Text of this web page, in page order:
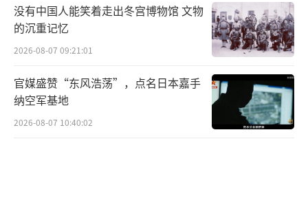
没有中国人能笑着走出冬宫博物馆 文物
的沉重记忆
2026-08-07 09:21:01
官媒盛赞“东风浩荡”，点名日本嘉手
纳空军基地
2026-08-07 10:40:02